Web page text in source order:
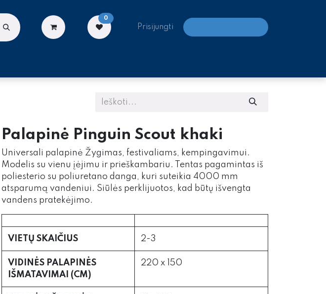
0
Prisijungti
Palapinė Pinguin Scout khaki
Universali palapinė Žygimas, festivaliams, kempingavimui.
Modelis su vienu įėjimu ir prieškambariu. Tentas pagamintas iš
poliesterio su poliuretano danga, kuri suteikia 4000 mm
atsparumą vandeniui. Siūlės perklijuotos, kad būtų išvengta
vandens pratekėjimo.
VIETŲ SKAIČIUS 2-3
VIDINĖS PALAPINĖS
IŠMATAVIMAI (CM)
220 x 150